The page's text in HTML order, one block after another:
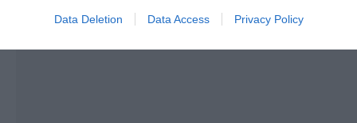
Data Deletion Data Access Privacy Policy